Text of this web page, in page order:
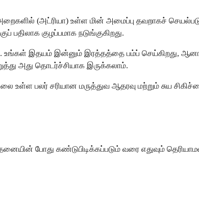
(அட்ரியா) உள்ள மின் அமைப்பு தவறாகச்
பதிலாக குழப்பமாக நடுங்குகிறது.
உங்கள் இதயம் இன்னும் இரத்தத்தை பம்ப் செய்கிறது,
அது தொடர்ச்சியாக இருக்கலாம்.
உள்ள பலர் சரியான மருத்துவ ஆதரவு மற்றும் சுய
போது கண்டுபிடிக்கப்படும் வரை எதுவும்